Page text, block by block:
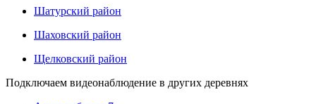
Шатурский район
Шаховский район
Щелковский район
Подключаем видеонаблюдение в других деревнях